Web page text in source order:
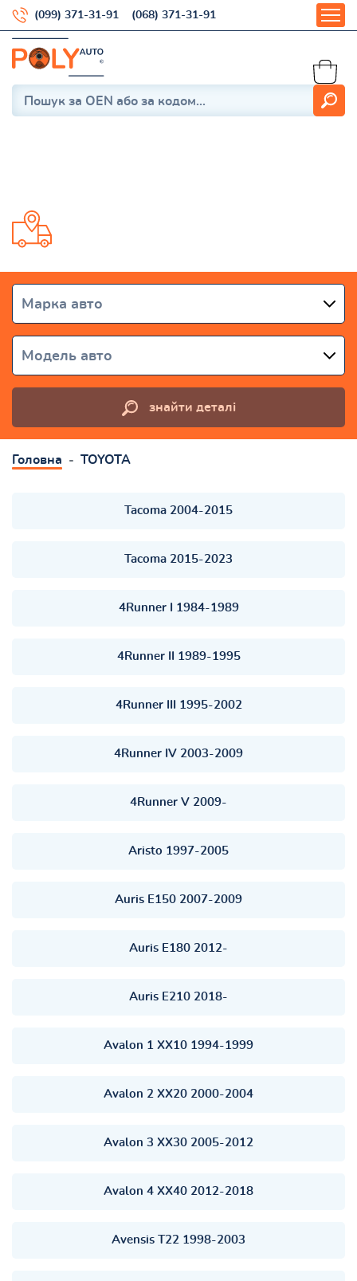
(099) 371-31-91 (068) 371-31-91
Марка авто
Модель авто
знайти деталі
Головна TOYOTA
Tacoma 2004-2015
Tacoma 2015-2023
4Runner I 1984-1989
4Runner II 1989-1995
4Runner III 1995-2002
4Runner IV 2003-2009
4Runner V 2009-
Aristo 1997-2005
Auris E150 2007-2009
Auris E180 2012-
Auris E210 2018-
Avalon 1 XX10 1994-1999
Avalon 2 XX20 2000-2004
Avalon 3 XX30 2005-2012
Avalon 4 XX40 2012-2018
Avensis T22 1998-2003